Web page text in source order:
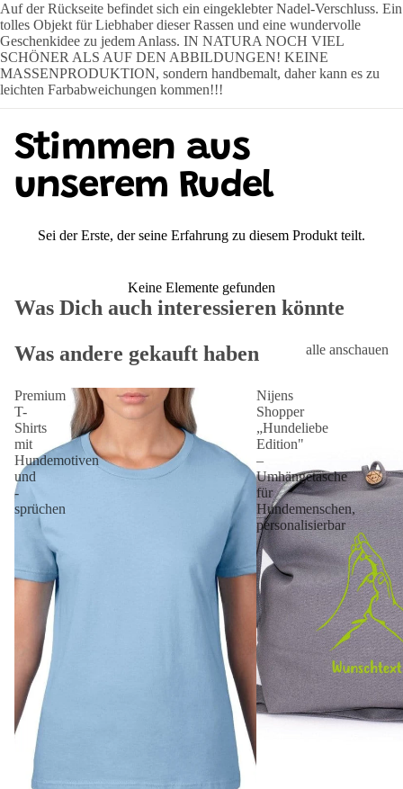
Auf der Rückseite befindet sich ein eingeklebter Nadel-Verschluss. Ein
tolles Objekt für Liebhaber dieser Rassen und eine wundervolle
Geschenkidee zu jedem Anlass. IN NATURA NOCH VIEL
SCHÖNER ALS AUF DEN ABBILDUNGEN! KEINE
MASSENPRODUKTION, sondern handbemalt, daher kann es zu
leichten Farbabweichungen kommen!!!
Stimmen aus
unserem Rudel
Sei der Erste, der seine Erfahrung zu diesem Produkt teilt.
Keine Elemente gefunden
Was Dich auch interessieren könnte
Was andere gekauft haben
alle anschauen
Premium
T-
Shirts
mit
Hundemotiven
und
-
sprüchen
Nijens
Shopper
„Hundeliebe
Edition"
–
Umhängetasche
für
Hundemenschen,
personalisierbar